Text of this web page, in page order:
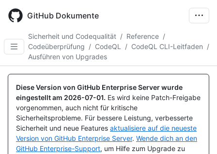
main
GitHub Dokumente
Sicherheit und Codequalität / Reference /
Codeüberprüfung / CodeQL / CodeQL CLI-Leitfaden /
Ausführen von Upgrades
Diese Version von GitHub Enterprise Server wurde
eingestellt am 2026-07-01. Es wird keine Patch-Freigabe
vorgenommen, auch nicht für kritische
Sicherheitsprobleme. Für bessere Leistung, verbesserte
Sicherheit und neue Features aktualisiere auf die neueste
Version von GitHub Enterprise Server. Wende dich an den
GitHub Enterprise-Support, um Hilfe zum Upgrade zu